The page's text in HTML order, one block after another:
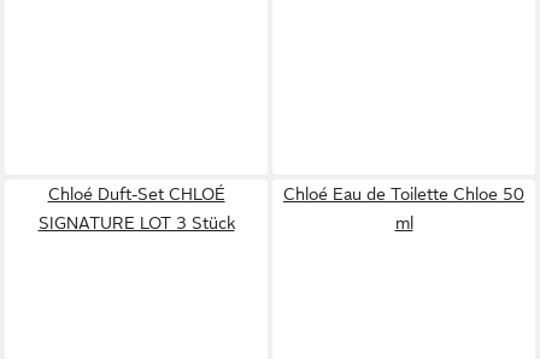
Chloé Duft-Set CHLOÉ
SIGNATURE LOT 3 Stück
Chloé Eau de Toilette Chloe 50
ml